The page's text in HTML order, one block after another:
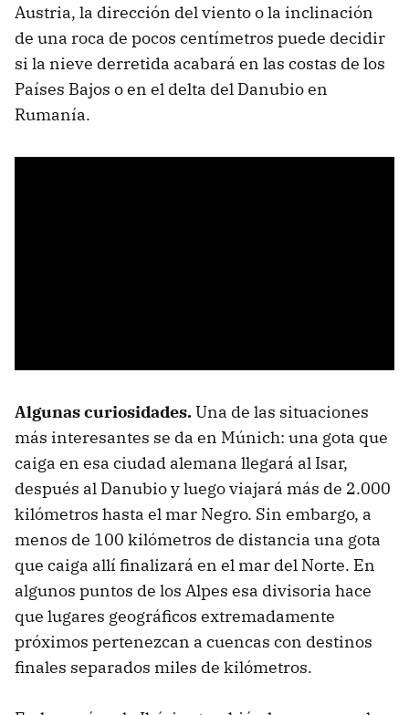
Austria, la dirección del viento o la inclinación
de una roca de pocos centímetros puede decidir
si la nieve derretida acabará en las costas de los
Países Bajos o en el delta del Danubio en
Rumanía.
Algunas curiosidades.Una de las situaciones
más interesantes se da en Múnich: una gota que
caiga en esa ciudad alemana llegará al Isar,
después al Danubio y luego viajará más de 2.000
kilómetros hasta el mar Negro. Sin embargo, a
menos de 100 kilómetros de distancia una gota
que caiga allí finalizará en el mar del Norte. En
algunos puntos de los Alpes esa divisoria hace
que lugares geográficos extremadamente
próximos pertenezcan a cuencas con destinos
finales separados miles de kilómetros.